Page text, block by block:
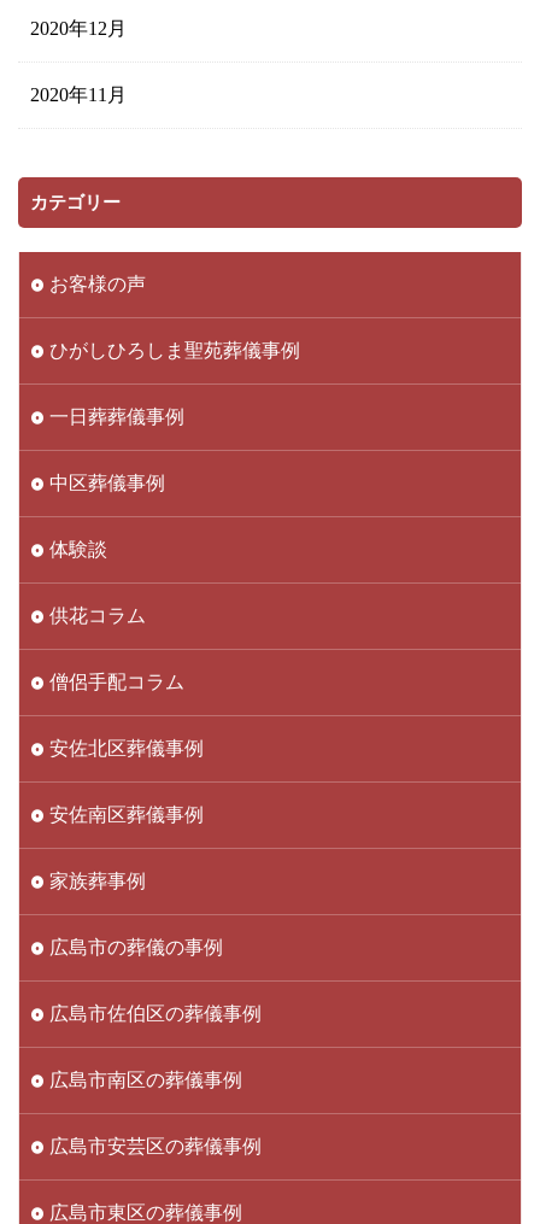
2020年12月
2020年11月
カテゴリー
お客様の声
ひがしひろしま聖苑葬儀事例
一日葬葬儀事例
中区葬儀事例
体験談
供花コラム
僧侶手配コラム
安佐北区葬儀事例
安佐南区葬儀事例
家族葬事例
広島市の葬儀の事例
広島市佐伯区の葬儀事例
広島市南区の葬儀事例
広島市安芸区の葬儀事例
広島市東区の葬儀事例